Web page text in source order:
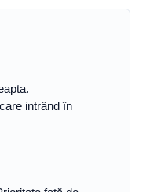
intrând în